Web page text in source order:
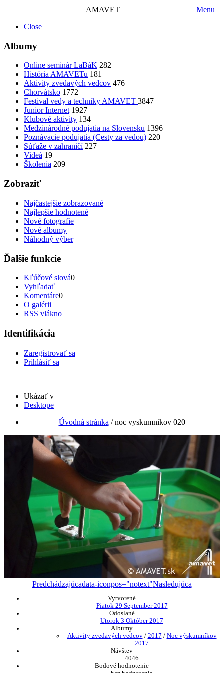
AMAVET
Menu
Close
Albumy
Online seminár LaBáK 282
História AMAVETu 181
Aktivity zvedavých vedcov 476
Chorvátsko 1772
Festival vedy a techniky AMAVET 3847
Junior Internet 1927
Klubové aktivity 134
Medzinárodné podujatia na Slovensku 1396
Poznávacie podujatia (Cesty za vedou) 220
Súťaže v zahraničí 227
Videá 19
Školenia 209
Zobraziť
Najčastejšie zobrazované
Najlepšie hodnotené
Nové fotografie
Nové albumy
Náhodný výber
Ďalšie funkcie
Kľúčové slová0
Vyhľadať
Komentáre0
O galérii
RSS vlákno
Identifikácia
Zaregistrovať sa
Prihlásiť sa
Ukázať v
Desktope
Úvodná stránka /noc vyskumnikov 020
Predchádzajúcadata-iconpos="notext"Nasledujúca
Vytvorené
Piatok 29 September 2017
Odoslané
Utorok 3 Október 2017
Albumy
Aktivity zvedavých vedcov/ 2017 / Noc výskumníkov
2017
Návštev
4046
Bodové hodnotenie